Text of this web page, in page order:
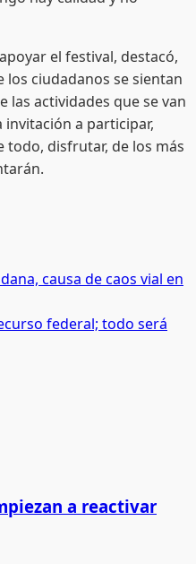
el festival, destacó,
ciudadanos se sientan
las actividades que se van
a participar,
disfrutar, de los más
causa de caos vial en
federal; todo será
a reactivar